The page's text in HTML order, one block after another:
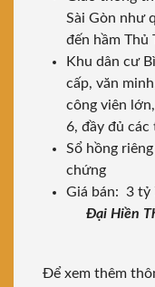
Sài Gòn như
đến hầm Thủ
Khu dân cư
cấp, văn
công viên
6, đầy đủ
Sổ hồng
chứng
Giá bán: 3 tỷ
Đại Hiền
Để xem thêm